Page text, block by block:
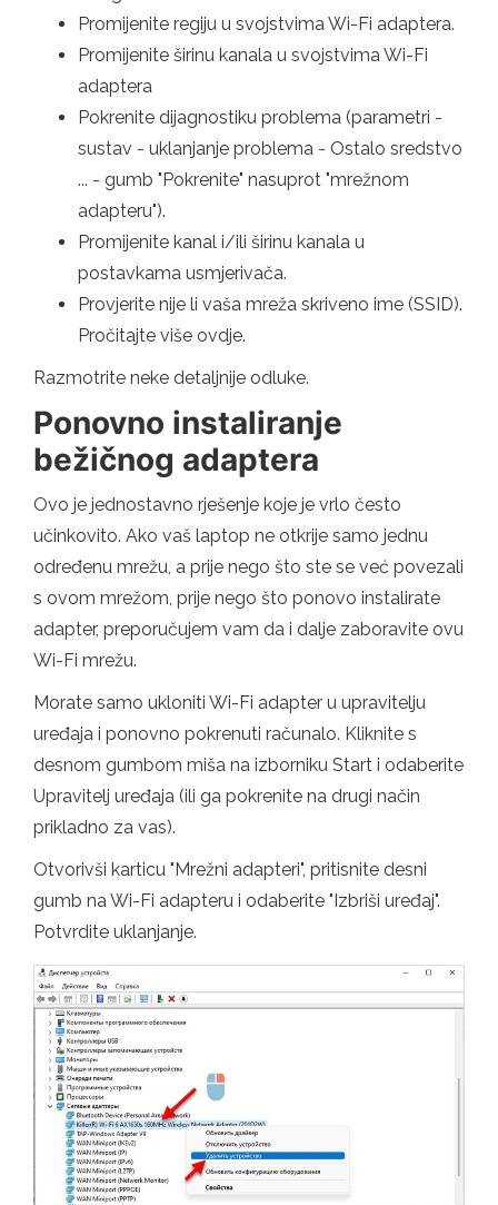
Promijenite regiju u svojstvima Wi-Fi adaptera.
Promijenite širinu kanala u svojstvima Wi-Fi
adaptera
Pokrenite dijagnostiku problema (parametri -
sustav - uklanjanje problema - Ostalo sredstvo
... - gumb "Pokrenite" nasuprot "mrežnom
adapteru").
Promijenite kanal i/ili širinu kanala u
postavkama usmjerivača.
Provjerite nije li vaša mreža skriveno ime (SSID).
Pročitajte više ovdje.
Razmotrite neke detaljnije odluke.
Ponovno instaliranje
bežičnog adaptera
Ovo je jednostavno rješenje koje je vrlo često
učinkovito. Ako vaš laptop ne otkrije samo jednu
određenu mrežu, a prije nego što ste se već povezali
s ovom mrežom, prije nego što ponovo instalirate
adapter, preporučujem vam da i dalje zaboravite ovu
Wi-Fi mrežu.
Morate samo ukloniti Wi-Fi adapter u upravitelju
uređaja i ponovno pokrenuti računalo. Kliknite s
desnom gumbom miša na izborniku Start i odaberite
Upravitelj uređaja (ili ga pokrenite na drugi način
prikladno za vas).
Otvorivši karticu "Mrežni adapteri", pritisnite desni
gumb na Wi-Fi adapteru i odaberite "Izbriši uređaj".
Potvrdite uklanjanje.